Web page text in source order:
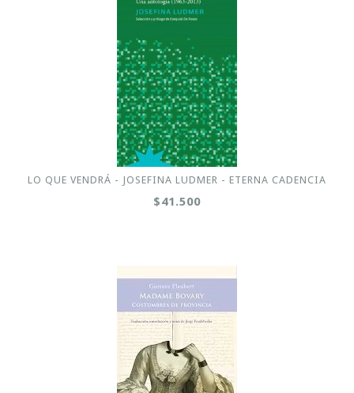
LO QUE VENDRÁ - JOSEFINA LUDMER - ETERNA CADENCIA
$41.500